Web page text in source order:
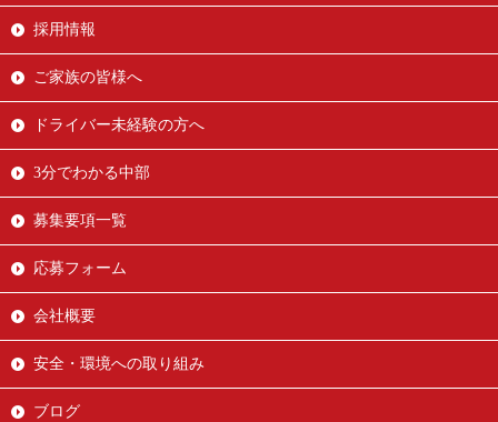
採用情報
ご家族の皆様へ
ドライバー未経験の方へ
3分でわかる中部
募集要項一覧
応募フォーム
会社概要
安全・環境への取り組み
ブログ